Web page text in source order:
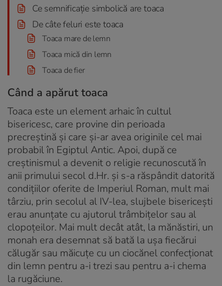
Ce semnificație simbolică are toaca
De câte feluri este toaca
Toaca mare de lemn
Toaca mică din lemn
Toaca de fier
Când a apărut toaca
Toaca este un element arhaic în cultul
bisericesc, care provine din perioada
precreştină și care și-ar avea originile cel mai
probabil în Egiptul Antic. Apoi, după ce
creştinismul a devenit o religie recunoscută în
anii primului secol d.Hr. și s-a răspândit datorită
condițiilor oferite de Imperiul Roman, mult mai
târziu, prin secolul al IV-lea, slujbele bisericeşti
erau anunţate cu ajutorul trâmbiţelor sau al
clopoţeilor. Mai mult decât atât, la mănăstiri, un
monah era desemnat să bată la uşa fiecărui
călugăr sau măicuțe cu un ciocănel confecționat
din lemn pentru a-i trezi sau pentru a-i chema
la rugăciune.